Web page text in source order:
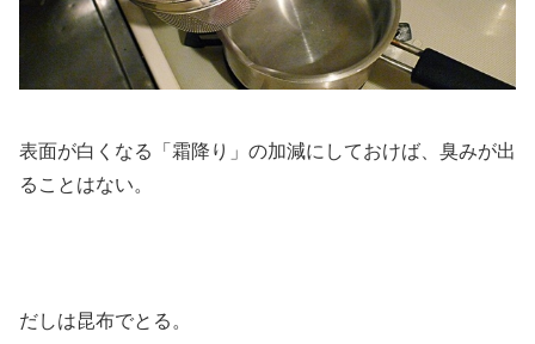
表面が白くなる「霜降り」の加減にしておけば、臭みが出
ることはない。
だしは昆布でとる。